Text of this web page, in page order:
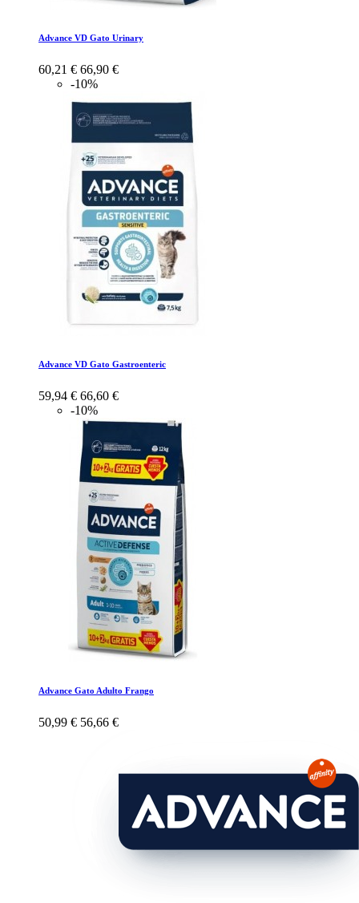
Advance VD Gato Urinary
60,21 € 66,90 €
-10%
Advance VD Gato Gastroenteric
59,94 € 66,60 €
-10%
Advance Gato Adulto Frango
50,99 € 56,66 €